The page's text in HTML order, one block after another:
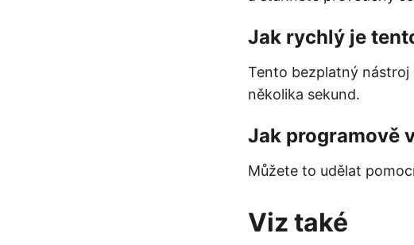
Jak rychlý je
Tento bezplatný nástroj
několika sekund.
Jak programově
Můžete to udělat
Viz také